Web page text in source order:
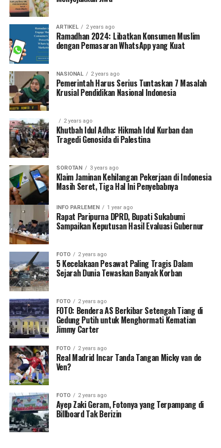
ARTIKEL 2 years ago
Ramadhan 2024: Libatkan Konsumen Muslim
dengan Pemasaran WhatsApp yang Kuat
NASIONAL 2 years ago
Pemerintah Harus Serius Tuntaskan 7 Masalah
Krusial Pendidikan Nasional Indonesia
2 years ago
Khutbah Idul Adha: Hikmah Idul Kurban dan
Tragedi Genosida di Palestina
SOROTAN 3 years ago
Klaim Jaminan Kehilangan Pekerjaan di Indonesia
Masih Seret, Tiga Hal Ini Penyebabnya
INFO PARLEMEN 1 year ago
Rapat Paripurna DPRD, Bupati Sukabumi
Sampaikan Keputusan Hasil Evaluasi Gubernur
FOTO 2 years ago
5 Kecelakaan Pesawat Paling Tragis Dalam
Sejarah Dunia Tewaskan Banyak Korban
FOTO 2 years ago
FOTO: Bendera AS Berkibar Setengah Tiang di
Gedung Putih untuk Menghormati Kematian
Jimmy Carter
FOTO 2 years ago
Real Madrid Incar Tanda Tangan Micky van de
Ven?
FOTO 2 years ago
Ayep Zaki Geram, Fotonya yang Terpampang di
Billboard Tak Berizin